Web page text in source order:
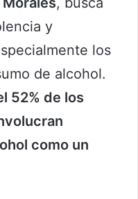
y
los
de alcohol.
52% de los
como un